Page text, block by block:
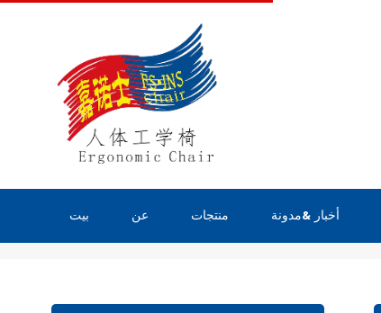
بيت عن منتجات أخبار &مدونة
يبحث